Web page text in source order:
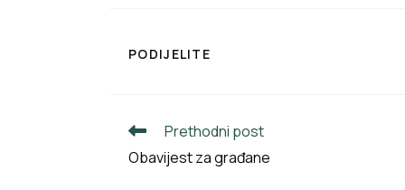
PODIJELITE
Prethodni post
Obavijest za građane